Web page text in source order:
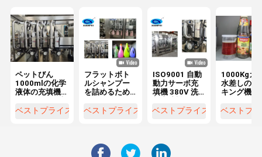
ペットびん
1000mlの化学
液体の充填機
浄力がある充
ベストプライス
フラットボト
ルシャンプー
を詰めるため
ーボ洗浄剤詰
ベストプライス
ISO9001 自動
動力サーボ充
填機 380V 洗
ベストプライス
1000Kgガ
水差しのパ
キング機械
ソース
ベストプ